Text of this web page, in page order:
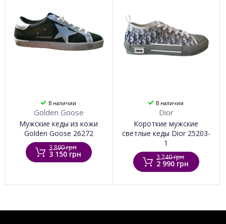
В наличии
Golden Goose
Мужские кеды из кожи
Golden Goose 26272
3 890 грн
3 150 грн
В наличии
Dior
Короткие мужские
светлые кеды Dior 25203-
1
3 740 грн
2 990 грн